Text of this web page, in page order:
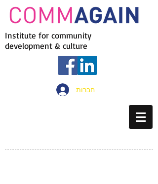
Institute for community
development & culture
להתחברות